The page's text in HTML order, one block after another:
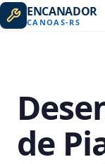
ENCANADOR
CANOAS-RS
de